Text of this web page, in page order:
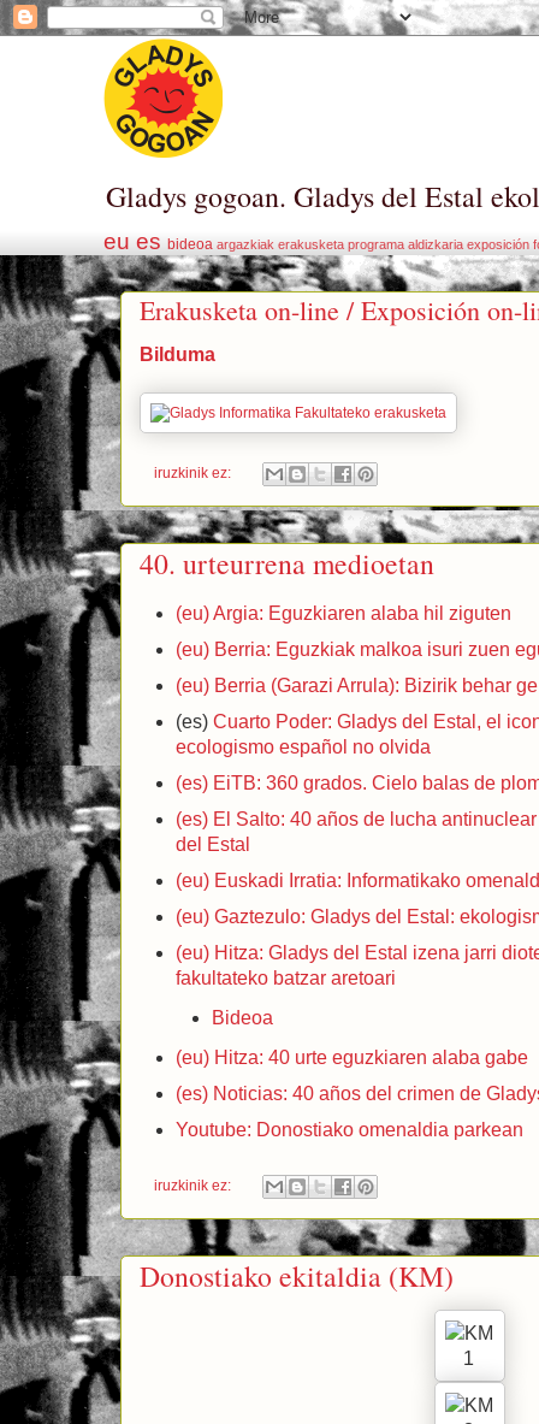
Gladys gogoan. Gladys del Estal
eu es bideoa argazkiak erakusketa programa aldizkaria exposición
Erakusketa on-line / Exposición on-
Bilduma
iruzkinik ez:
40. urteurrena medioetan
(eu) Argia: Eguzkiaren alaba hil ziguten
(eu) Berria: Eguzkiak malkoa isuri zuen
(eu) Berria (Garazi Arrula): Bizirik behar
(es) Cuarto Poder: Gladys del Estal, el
ecologismo español no olvida
(es) EiTB: 360 grados. Cielo balas de
(es) El Salto: 40 años de lucha
del Estal
(eu) Euskadi Irratia: Informatikako
(eu) Gaztezulo: Gladys del Estal:
(eu) Hitza: Gladys del Estal izena jarri
fakultateko batzar aretoari
Bideoa
(eu) Hitza: 40 urte eguzkiaren alaba gabe
(es) Noticias: 40 años del crimen de
Youtube: Donostiako omenaldia parkean
iruzkinik ez:
Donostiako ekitaldia (KM)